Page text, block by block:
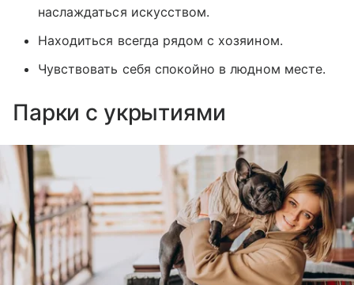
наслаждаться искусством.
Находиться всегда рядом с хозяином.
Чувствовать себя спокойно в людном месте.
Парки с укрытиями